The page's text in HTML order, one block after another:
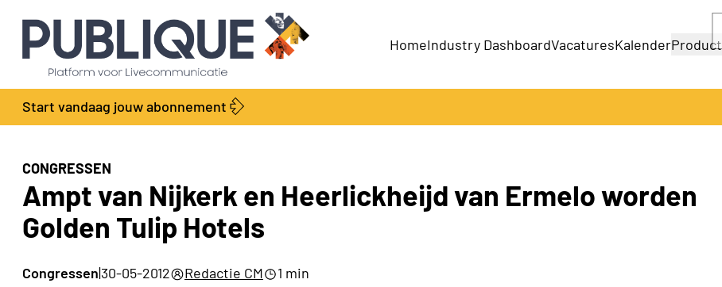
HomeIndustry DashboardVacaturesKalender
Start vandaag jouw abonnement
CONGRESSEN
Ampt van Nijkerk en Heerlickheijd van Ermelo worden
Golden Tulip Hotels
Congressen|30-05-2012 Redactie CM
1 min